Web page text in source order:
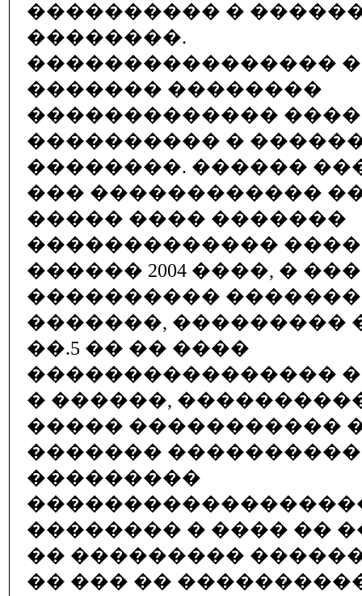
���������� �
��������.
����������������
������� ��������
�������������
���������� �
��������. ������
��� ������������
����� ���� �������
�������������
������ 2004 ����, �
����������
�������, ���������
��.5 �� �� ����
����������������
� ������,
����� �����������
������� ����������
���������
�������� � ���� ��
�� ���������
�� ��� ��